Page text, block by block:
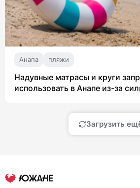
Анапа пляжи
Надувные матрасы и круги
использовать в Анапе из-за
Загрузить